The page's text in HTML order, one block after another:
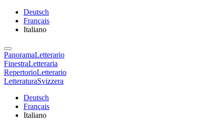
Deutsch
Français
Italiano
PanoramaLetterario
FinestraLetteraria
RepertorioLetterario
LetteraturaSvizzera
Deutsch
Français
Italiano